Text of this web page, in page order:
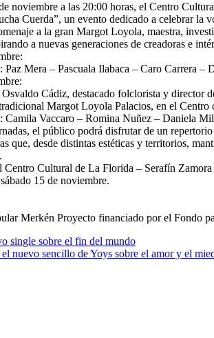
Cuerda”, un evento dedicado a celebrar la
a la gran Margot Loyola, maestra,
a nuevas generaciones de creadoras e
Paz Mera – Pascuala Ilabaca – Caro Carrera –
Cádiz, destacado folclorista y director
Margot Loyola Palacios, en el
Camila Vaccaro – Romina Nuñez – Daniela
el público podrá disfrutar de un
que, desde distintas estéticas y territorios,
Cultural de La Florida – Serafín
15 de noviembre.
Merkén Proyecto financiado por el Fondo
single sobre el fin del mundo
nuevo sencillo de Yoys sobre el amor y el